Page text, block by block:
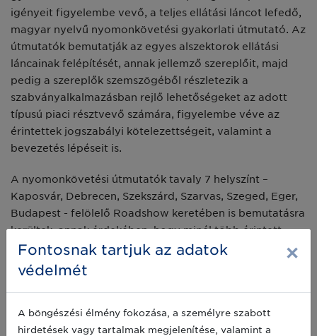
igényeit figyelembe vevő, a teljes ellátási láncot lefedő,
magyar nyelvű nyomonkövetési gyakorlati útmutató. Az
útmutatók bemutatják az egyes alszektorok ellátási
láncainak felépítését, annak jellemző szereplőit, majd
pedig a szereplők szemszögéből részletezik a
szabványalkalmazásban rejlő lehetőségeket az adott
típusú piaci résztvevő számára, figyelembe véve az
érintettek jogszabályi kötelezettségeit, valamint a
bevezetés lépéseit is.
A nyomonkövetési útmutatók tavaly 7 helyszínt –
Kaposvár, Debrecen, Szekszárd, Szarvas, Szeged, Eger,
Budapest - felölelő Roadshow keretében is bemutatásra
kerültek, annak érdekében, hogy minél több érintett
vállalkozás ismerje meg a legjobb gyakorlatokat a
nyomon követés terén.
A most induló új munkacsoportoka malomipar, a
tésztagyártás, a sütőipar (ideértve a pékségeket és
cukrászatokat, valamint a snackgyártását), illetve
Fontosnak tartjuk az adatok
védelmét
×
A böngészési élmény fokozása, a személyre szabott
hirdetések vagy tartalmak megjelenítése, valamint a